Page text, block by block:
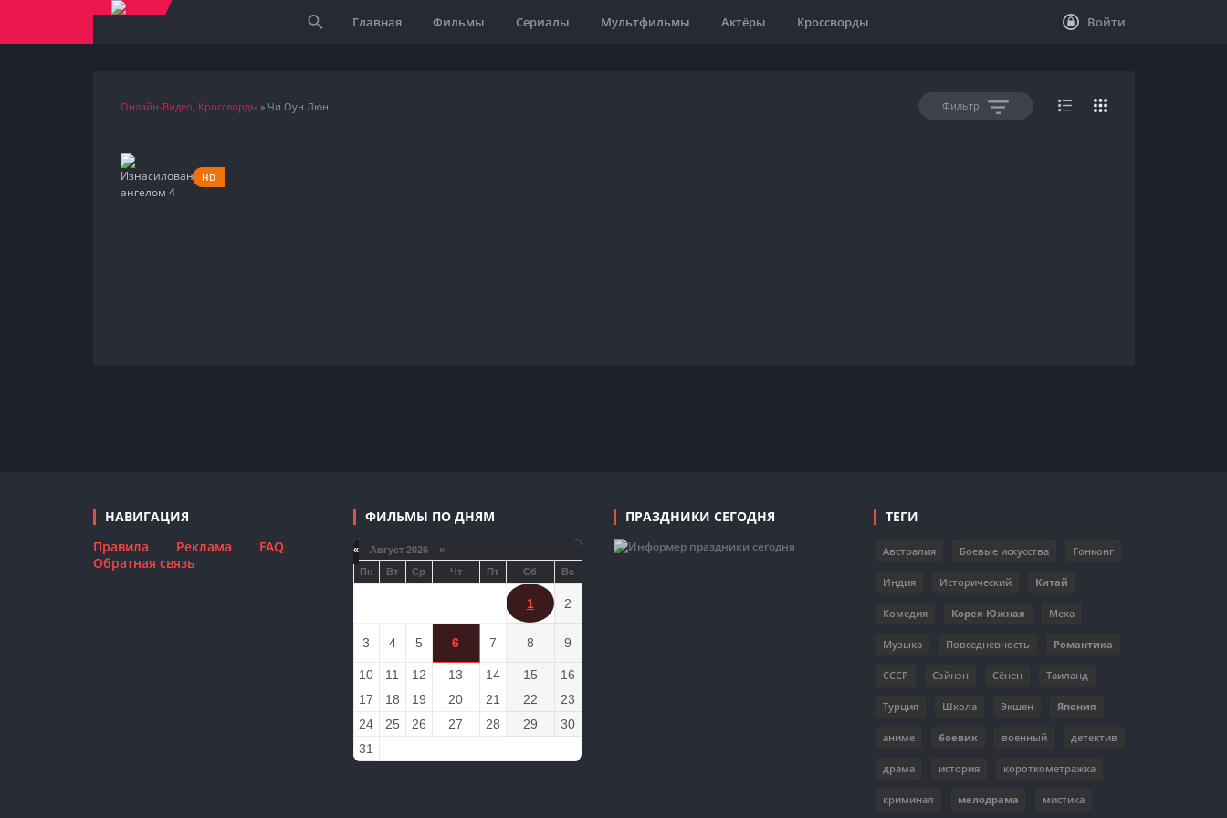
Войти
Главная Фильмы Сериалы Мультфильмы Актёры Кроссворды
Онлайн-Видео, Кроссворды» Чи Оун Люн Фильтр
HD
НАВИГАЦИЯ
Правила
Реклама
FAQ
Обратная связь
ФИЛЬМЫ ПО ДНЯМ
«Август 2026 »
Пн
Вт Ср Чт Пт Сб Вс
1 2
3 4 5 6 7 8 9
10 11 12 13 14 15
16
17
18 19 20 21 22
23
24
25 26 27 28 29
30
31
ПРАЗДНИКИ СЕГОДНЯ ТЕГИ
Австралия Боевые искусства Гонконг
Индия Исторический Китай
Комедия Корея Южная Меха
Музыка Повседневность Романтика
СССР Сэйнэн Сёнен Таиланд
Турция Школа Экшен Япония
аниме боевик военный детектив
драма история короткометражка
криминал мелодрама мистика